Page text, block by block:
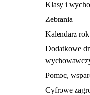
Klasy i
Zebrania
Kalendarz
Dodatkowe
Pomoc,
Cyfrowe